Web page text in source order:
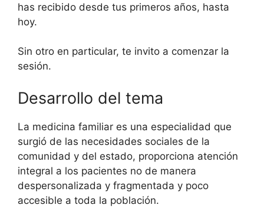
has recibido desde tus primeros años, hasta
hoy.
Sin otro en particular, te invito a comenzar la
sesión.
Desarrollo del tema
La medicina familiar es una especialidad que
surgió de las necesidades sociales de la
comunidad y del estado, proporciona atención
integral a los pacientes no de manera
despersonalizada y fragmentada y poco
accesible a toda la población.